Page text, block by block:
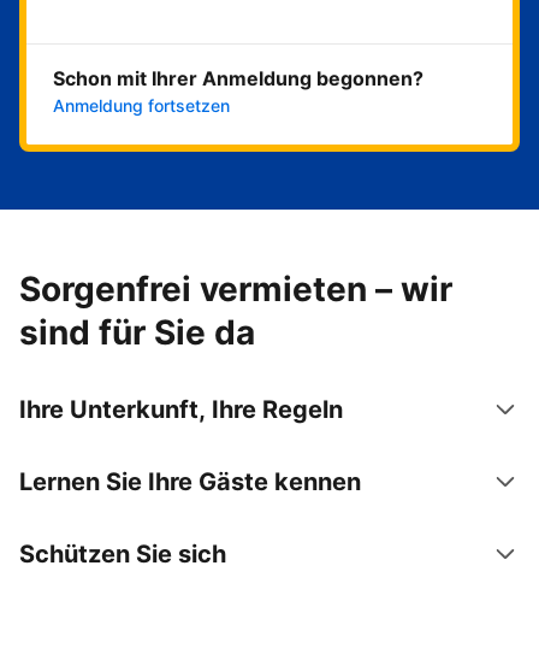
Schon mit Ihrer Anmeldung begonnen?
Anmeldung fortsetzen
Sorgenfrei vermieten – wir
sind für Sie da
Ihre Unterkunft, Ihre Regeln
Lernen Sie Ihre Gäste kennen
Schützen Sie sich